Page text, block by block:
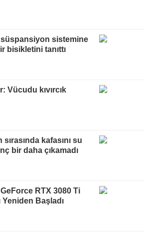
sistemine
bisikletini tanıttı
Vücudu kıvırcık
kafasını su
bir daha çıkamadı
RTX 3080 Ti
Yeniden Başladı